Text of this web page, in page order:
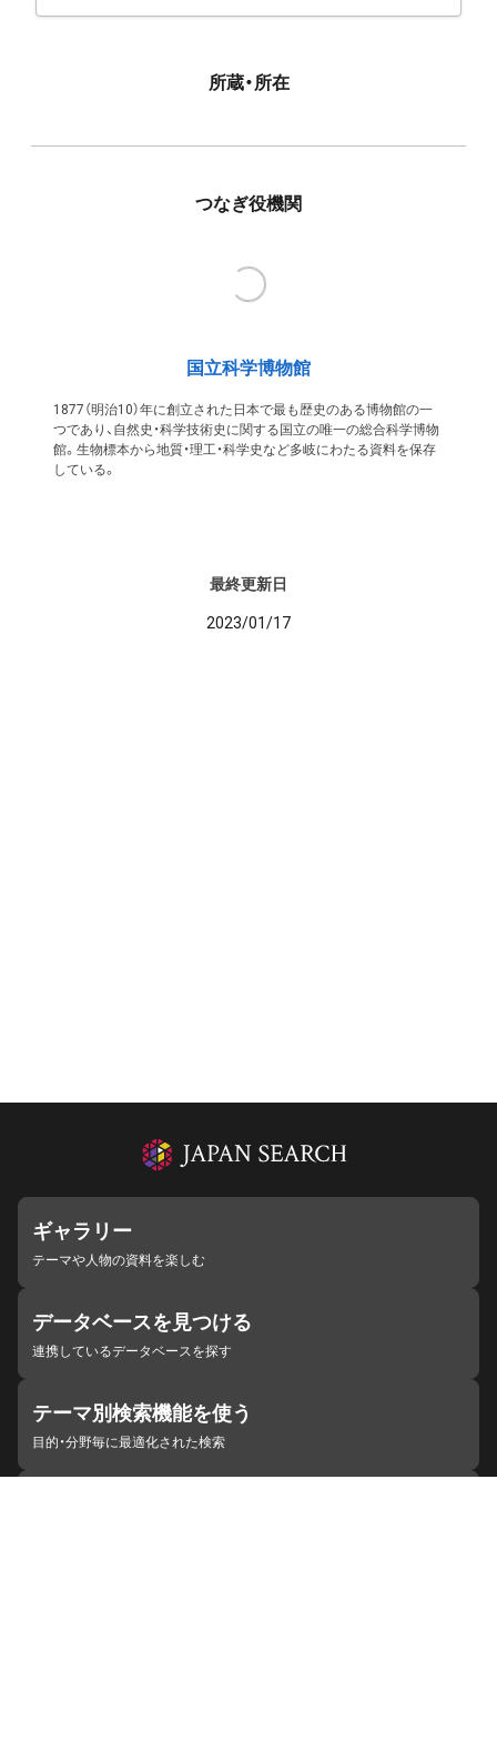
所蔵・所在
つなぎ役機関
国立科学博物館
1877（明治10）年に創立された日本で最も歴史のある博物館の一
つであり、自然史・科学技術史に関する国立の唯一の総合科学博物
館。生物標本から地質・理工・科学史など多岐にわたる資料を保存
している。
最終更新日
2023/01/17
ギャラリー
テーマや人物の資料を楽しむ
データベースを見つける
連携しているデータベースを探す
テーマ別検索機能を使う
目的・分野毎に最適化された検索